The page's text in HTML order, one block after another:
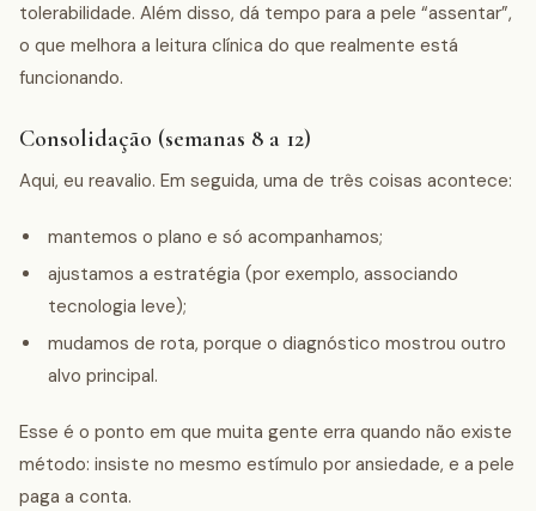
tolerabilidade. Além disso, dá tempo para a pele “assentar”,
o que melhora a leitura clínica do que realmente está
funcionando.
Consolidação (semanas 8 a 12)
Aqui, eu reavalio. Em seguida, uma de três coisas acontece:
mantemos o plano e só acompanhamos;
ajustamos a estratégia (por exemplo, associando
tecnologia leve);
mudamos de rota, porque o diagnóstico mostrou outro
alvo principal.
Esse é o ponto em que muita gente erra quando não existe
método: insiste no mesmo estímulo por ansiedade, e a pele
paga a conta.